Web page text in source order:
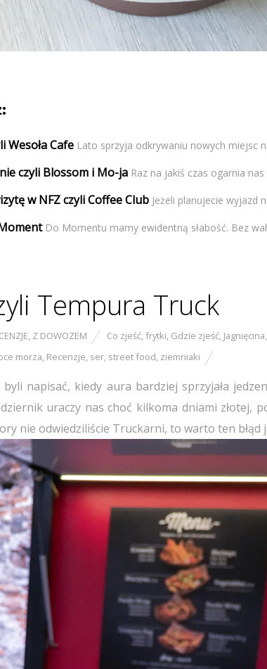
Wesoła Cafe Lato sprzyja odkrywaniu nowych miejsc
czyli Blossom i Mo-ja Raz na jakiś czas ogarnia
w NFZ czyli Coffee Club Jeżeli planujecie wyjazd
Do Momentu mamy ewidentną słabość. Bez
Tempura Truck
, Z DOWOZEM Co zjeść, frytki, Gdzie zjeść, Jagnięcina,
morza, Recenzje, ser, street food, ziemniaki
napisać, kiedy aura bardziej sprzyjała
uraczy nas choć kilkoma dniami złotej,
nie odwiedziliście Truckarni, to warto ten błąd